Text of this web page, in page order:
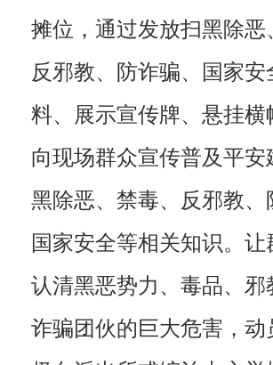
摊位，通过发放扫黑除恶
反邪教、防诈骗、国家安
料、展示宣传牌、悬挂横
向现场群众宣传普及平安
黑除恶、禁毒、反邪教、
国家安全等相关知识。让
认清黑恶势力、毒品、邪
诈骗团伙的巨大危害，动